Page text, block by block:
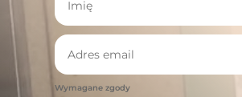
Wymagane zgody